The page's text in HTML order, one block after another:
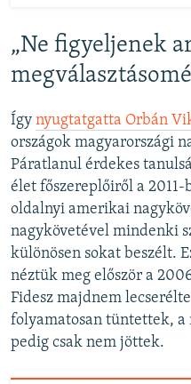
„Ne figyeljenek
Így nyugtatgatta Orbán
országok magyarországi
Páratlanul érdekes
élet főszereplőiről a
oldalnyi amerikai
nagykövetével mindenki
különösen sokat beszélt.
néztük meg először a
Fidesz majdnem
folyamatosan tüntettek,
pedig csak nem jöttek.